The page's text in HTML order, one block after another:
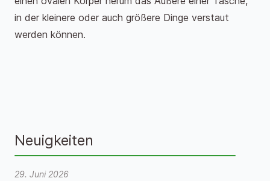
in der kleinere oder auch größere Dinge verstaut
werden können.
Neuigkeiten
29. Juni 2026